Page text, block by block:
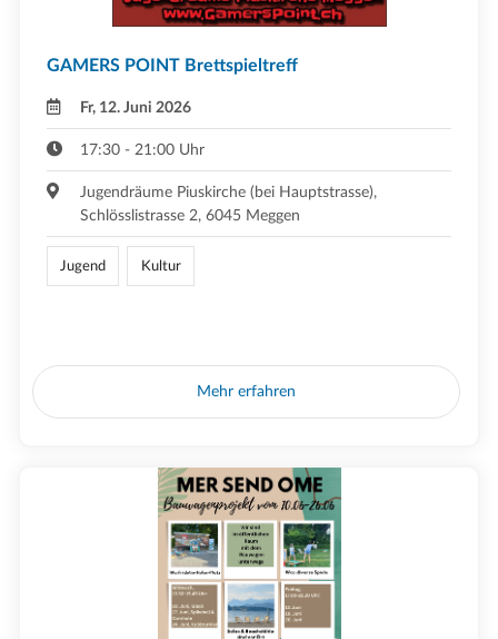
GAMERS POINT Brettspieltreff
Fr, 12. Juni 2026
17:30 - 21:00 Uhr
Jugendräume Piuskirche (bei Hauptstrasse),
Schlösslistrasse 2, 6045 Meggen
Jugend Kultur
Mehr erfahren